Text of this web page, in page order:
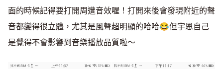
面的時候記得要打開周遭音效喔！打開來後會發現附近的聲
音都變得很立體，尤其是風聲超明顯的哈哈😂但宇恩自己
是覺得不會影響到音樂播放品質啦～